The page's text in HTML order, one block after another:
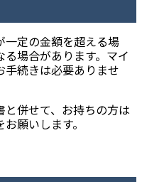
一定の金額を超える場
場合があります。マイ
手続きは必要ありませ
併せて、お持ちの方は
願いします。